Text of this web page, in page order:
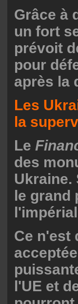
Grâce à
un fort
prévoit
pour
après la
Les
la
Le
des
Ukraine.
le
Ce n'est
l'UE et